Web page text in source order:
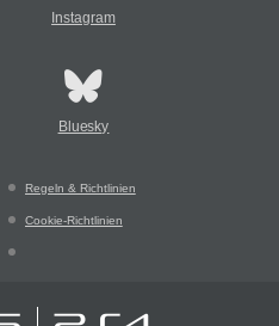
Instagram
Bluesky
Regeln & Richtlinien
Cookie-Richtlinien